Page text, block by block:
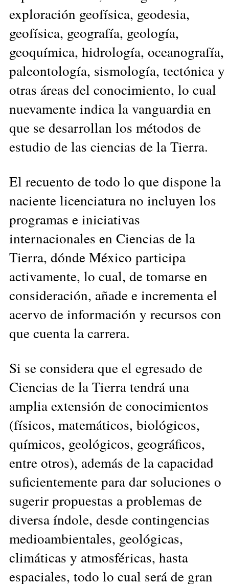
exploración geofísica, geodesia,
geofísica, geografía, geología,
geoquímica, hidrología, oceanografía,
paleontología, sismología, tectónica y
otras áreas del conocimiento, lo cual
nuevamente indica la vanguardia en
que se desarrollan los métodos de
estudio de las ciencias de la Tierra.
El recuento de todo lo que dispone la
naciente licenciatura no incluyen los
programas e iniciativas
internacionales en Ciencias de la
Tierra, dónde México participa
activamente, lo cual, de tomarse en
consideración, añade e incrementa el
acervo de información y recursos con
que cuenta la carrera.
Si se considera que el egresado de
Ciencias de la Tierra tendrá una
amplia extensión de conocimientos
(físicos, matemáticos, biológicos,
químicos, geológicos, geográficos,
entre otros), además de la capacidad
suficientemente para dar soluciones o
sugerir propuestas a problemas de
diversa índole, desde contingencias
medioambientales, geológicas,
climáticas y atmosféricas, hasta
espaciales, todo lo cual será de gran